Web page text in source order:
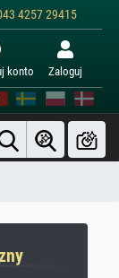
4257 29415
konto Zaloguj